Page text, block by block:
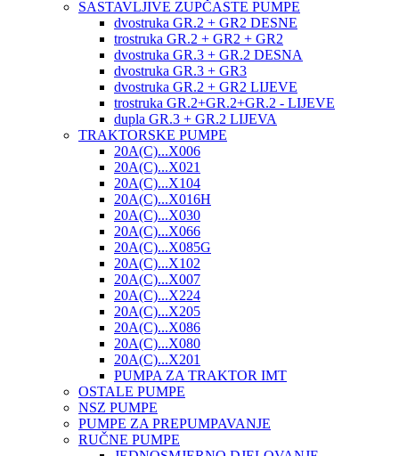
SASTAVLJIVE ZUPČASTE PUMPE
dvostruka GR.2 + GR2 DESNE
trostruka GR.2 + GR2 + GR2
dvostruka GR.3 + GR.2 DESNA
dvostruka GR.3 + GR3
dvostruka GR.2 + GR2 LIJEVE
trostruka GR.2+GR.2+GR.2 - LIJEVE
dupla GR.3 + GR.2 LIJEVA
TRAKTORSKE PUMPE
20A(C)...X006
20A(C)...X021
20A(C)...X104
20A(C)...X016H
20A(C)...X030
20A(C)...X066
20A(C)...X085G
20A(C)...X102
20A(C)...X007
20A(C)...X224
20A(C)...X205
20A(C)...X086
20A(C)...X080
20A(C)...X201
PUMPA ZA TRAKTOR IMT
OSTALE PUMPE
NSZ PUMPE
PUMPE ZA PREPUMPAVANJE
RUČNE PUMPE